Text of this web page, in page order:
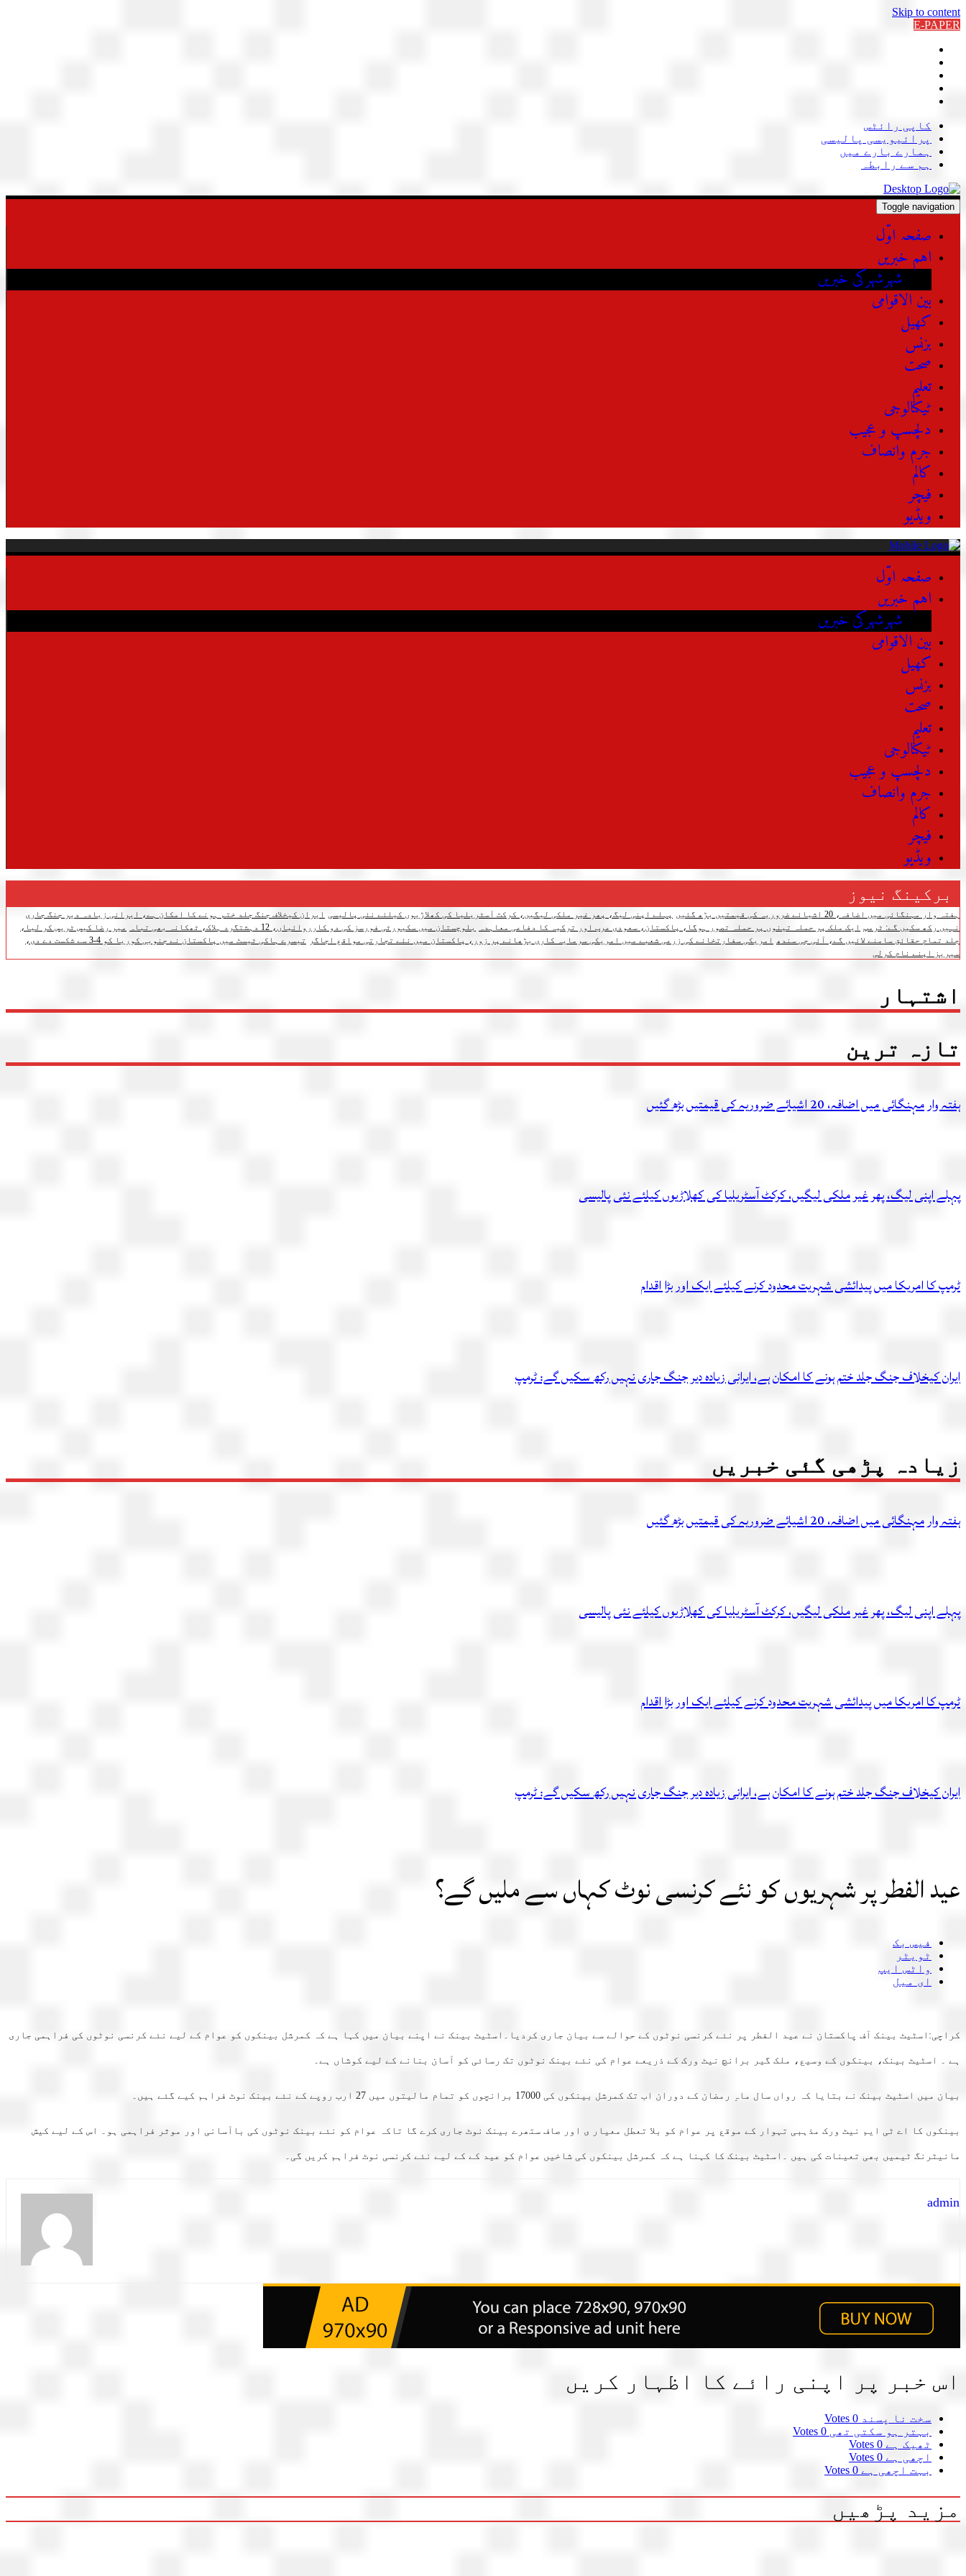
Skip to content
E-PAPER
کاپی رائٹس
پرائیویسی پالیسی
ہمارے بارے میں
ہم سے رابطہ
Toggle navigation
صفحہ اوّل
اہم خبریں
شہرشہرکی خبریں
بین الاقوامی
کھیل
بزنس
صحت
تعلیم
ٹیکنالوجی
دلچسپ و عجیب
جرم وانصاف
کالم
فیچر
ویڈیو
صفحہ اوّل
اہم خبریں
شہرشہرکی خبریں
بین الاقوامی
کھیل
بزنس
صحت
تعلیم
ٹیکنالوجی
دلچسپ و عجیب
جرم وانصاف
کالم
فیچر
ویڈیو
برکینگ نیوز
ہفتہ وار مہنگائی میں اضافہ، 20 اشیائے ضروریہ کی قیمتیں بڑھ گئیں پہلے اپنی لیگ، پھر غیر ملکی لیگیں، کرکٹ آسٹریلیا کی کھلاڑیوں کیلئے نئی پالیسی ایران کیخلاف جنگ جلد ختم ہونے کا امکان ہے، ایرانی زیادہ دیر جنگ جاری
نہیں رکھ سکیں گے: ٹرمپ ایک ملک پر حملہ تینوں پر حملہ تصور ہوگا، پاکستان، سعودی عرب اور ترکیہ کا دفاعی معاہدہ بلوچستان میں سکیورٹی فورسز کی دو کارروائیاں، 12 دہشتگرد ہلاک، ٹھکانہ بھی تباہ
میر رضا کیس ٹریس کر لیا،
جلد تمام حقائق سامنے لائیں گے، آئی جی سندھ امریکی سفارتخانے کی زرعی شعبے میں امریکی سرمایہ کاری بڑھانے پر زور، پاکستان میں نئے تجارتی مواقع اجاگر
تیسرے ہاکی ٹیسٹ میں پاکستان نے جنوبی کوریا کو 4-3 سے شکست دے دی،
سیریز اپنے نام کرلی
اشتہار
تازہ ترین
ہفتہ وار مہنگائی میں اضافہ، 20 اشیائے ضروریہ کی قیمتیں بڑھ گئیں
پہلے اپنی لیگ، پھر غیر ملکی لیگیں، کرکٹ آسٹریلیا کی کھلاڑیوں کیلئے نئی پالیسی
ٹرمپ کا امریکا میں پیدائشی شہریت محدود کرنے کیلئے ایک اور بڑا اقدام
ایران کیخلاف جنگ جلد ختم ہونے کا امکان ہے، ایرانی زیادہ دیر جنگ جاری نہیں رکھ سکیں گے: ٹرمپ
زیادہ پڑھی گئی خبریں
ہفتہ وار مہنگائی میں اضافہ، 20 اشیائے ضروریہ کی قیمتیں بڑھ گئیں
پہلے اپنی لیگ، پھر غیر ملکی لیگیں، کرکٹ آسٹریلیا کی کھلاڑیوں کیلئے نئی پالیسی
ٹرمپ کا امریکا میں پیدائشی شہریت محدود کرنے کیلئے ایک اور بڑا اقدام
ایران کیخلاف جنگ جلد ختم ہونے کا امکان ہے، ایرانی زیادہ دیر جنگ جاری نہیں رکھ سکیں گے: ٹرمپ
عید الفطر پر شہریوں کو نئے کرنسی نوٹ کہاں سے ملیں گے؟
فیس بک
ٹویٹر
واٹس ایپ
ای میل
کراچی:اسٹیٹ بینک آف پاکستان نے عید الفطر پر نئے کرنسی نوٹوں کے حوالے سے بیان جاری کردیا۔اسٹیٹ بینک نے اپنے بیان میں کہا ہے کہ کمرشل بینکوں کو عوام کے لیے نئے کرنسی نوٹوں کی فراہمی جاری
ہے ۔ اسٹیٹ بینک، بینکوں کے وسیع، ملک گیر برانچ نیٹ ورک کے ذریعے عوام کی نئے بینک نوٹوں تک رسائی کو آسان بنانے کے لیے کوشاں ہے۔
بیان میں اسٹیٹ بینک نے بتایا کہ رواں سال ماہِ رمضان کے دوران اب تک کمرشل بینکوں کی 17000 برانچوں کو تمام مالیتوں میں 27 ارب روپے کے نئے بینک نوٹ فراہم کیے گئے ہیں۔
بینکوں کا اے ٹی ایم نیٹ ورک مذہبی تہوار کے موقع پر عوام کو بلا تعطل معیار ی اور صاف ستھرے بینک نوٹ جاری کرے گا تاکہ عوام کو نئے بینک نوٹوں کی باآسانی اور موثر فراہمی ہو۔ اس کے لیے کیش
مانیٹرنگ ٹیمیں بھی تعینات کی ہیں ۔اسٹیٹ بینک کا کہنا ہے کہ کمرشل بینکوں کی شاخیں عوام کو عید کے کے لیے نئے کرنسی نوٹ فراہم کریں گی۔
admin
اس خبر پر اپنی رائے کا اظہار کریں
سخت نا پسند 0 Votes
بہتر ہو سکتی تھی 0 Votes
ٹھیک ہے 0 Votes
اچھی ہے 0 Votes
بہت اچھی ہے 0 Votes
مزید پڑھیں